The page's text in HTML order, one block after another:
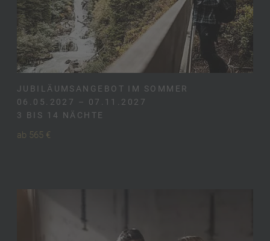
JUBILÄUMSANGEBOT IM SOMMER
06.05.2027 – 07.11.2027
3 BIS 14 NÄCHTE
ab 565 €